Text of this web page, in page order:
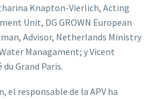
Knapton-Vierlich, Acting
Unit, DG GROWN European
Advisor, Netherlands Ministry
Managament; y Vicent
Grand Paris.
el responsable de la APV ha